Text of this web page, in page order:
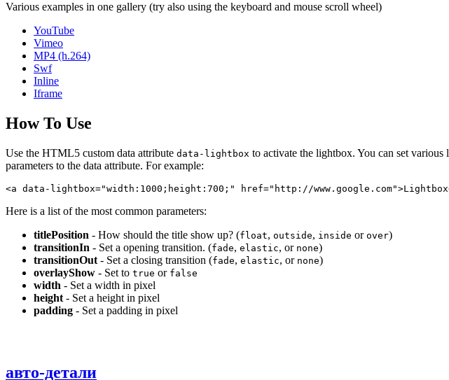
Various examples in one gallery (try also using the keyboard and mouse scroll wheel)
YouTube
Vimeo
MP4 (h.264)
Swf
Inline
Iframe
How To Use
Use the HTML5 custom data attribute data-lightbox to activate the lightbox. You can set various
parameters to the data attribute. For example:
<a data-lightbox="width:1000;height:700;" href="http://
Here is a list of the most common parameters:
titlePosition - How should the title show up? (float, outside, inside or over)
transitionIn - Set a opening transition. (fade, elastic, or none)
transitionOut - Set a closing transition (fade, elastic, or none)
overlayShow - Set to true or false
width - Set a width in pixel
height - Set a height in pixel
padding - Set a padding in pixel
авто-детали